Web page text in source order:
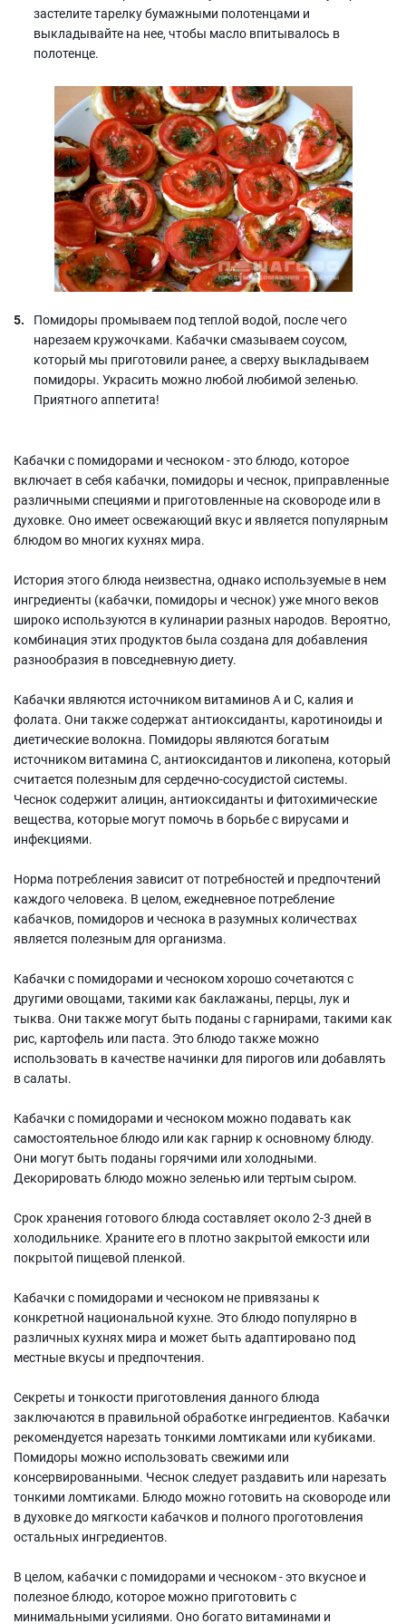
застелите тарелку бумажными полотенцами и
выкладывайте на нее, чтобы масло впитывалось в
полотенце.
Помидоры промываем под теплой водой, после чего
нарезаем кружочками. Кабачки смазываем соусом,
который мы приготовили ранее, а сверху выкладываем
помидоры. Украсить можно любой любимой зеленью.
Приятного аппетита!
Кабачки с помидорами и чесноком - это блюдо, которое
включает в себя кабачки, помидоры и чеснок, приправленные
различными специями и приготовленные на сковороде или в
духовке. Оно имеет освежающий вкус и является популярным
блюдом во многих кухнях мира.
История этого блюда неизвестна, однако используемые в нем
ингредиенты (кабачки, помидоры и чеснок) уже много веков
широко используются в кулинарии разных народов. Вероятно,
комбинация этих продуктов была создана для добавления
разнообразия в повседневную диету.
Кабачки являются источником витаминов A и C, калия и
фолата. Они также содержат антиоксиданты, каротиноиды и
диетические волокна. Помидоры являются богатым
источником витамина C, антиоксидантов и ликопена, который
считается полезным для сердечно-сосудистой системы.
Чеснок содержит алицин, антиоксиданты и фитохимические
вещества, которые могут помочь в борьбе с вирусами и
инфекциями.
Норма потребления зависит от потребностей и предпочтений
каждого человека. В целом, ежедневное потребление
кабачков, помидоров и чеснока в разумных количествах
является полезным для организма.
Кабачки с помидорами и чесноком хорошо сочетаются с
другими овощами, такими как баклажаны, перцы, лук и
тыква. Они также могут быть поданы с гарнирами, такими как
рис, картофель или паста. Это блюдо также можно
использовать в качестве начинки для пирогов или добавлять
в салаты.
Кабачки с помидорами и чесноком можно подавать как
самостоятельное блюдо или как гарнир к основному блюду.
Они могут быть поданы горячими или холодными.
Декорировать блюдо можно зеленью или тертым сыром.
Срок хранения готового блюда составляет около 2-3 дней в
холодильнике. Храните его в плотно закрытой емкости или
покрытой пищевой пленкой.
Кабачки с помидорами и чесноком не привязаны к
конкретной национальной кухне. Это блюдо популярно в
различных кухнях мира и может быть адаптировано под
местные вкусы и предпочтения.
Секреты и тонкости приготовления данного блюда
заключаются в правильной обработке ингредиентов. Кабачки
рекомендуется нарезать тонкими ломтиками или кубиками.
Помидоры можно использовать свежими или
консервированными. Чеснок следует раздавить или нарезать
тонкими ломтиками. Блюдо можно готовить на сковороде или
в духовке до мягкости кабачков и полного проготовления
остальных ингредиентов.
В целом, кабачки с помидорами и чесноком - это вкусное и
полезное блюдо, которое можно приготовить с
минимальными усилиями. Оно богато витаминами и